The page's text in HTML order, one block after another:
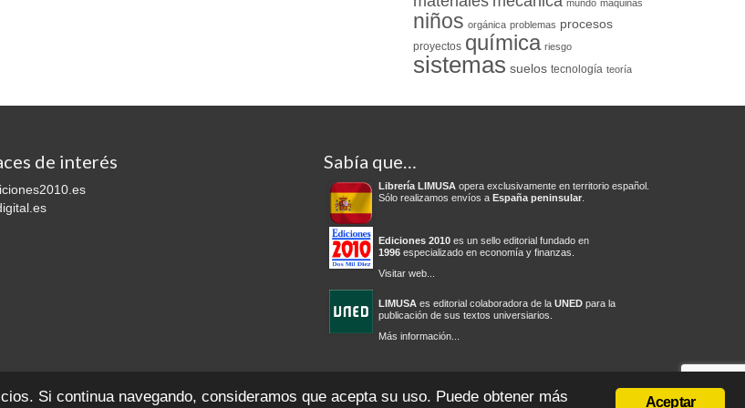
mundo máquinas
niños orgánica problemas procesos
proyectos química riesgo
sistemas suelos tecnología teoría
de interés Sabía que…
Librería LIMUSAopera exclusivamente en territorio español.
Sólo realizamos envíos a España peninsular.
Ediciones 2010es un sello editorial fundado en
1996especializado en economía y finanzas.
Visitar web...
LIMUSAes editorial colaboradora de la UNEDpara la
publicación de sus textos universiarios.
Más información...
Aceptar
Si continua navegando, consideramos que acepta su uso. Puede obtener más